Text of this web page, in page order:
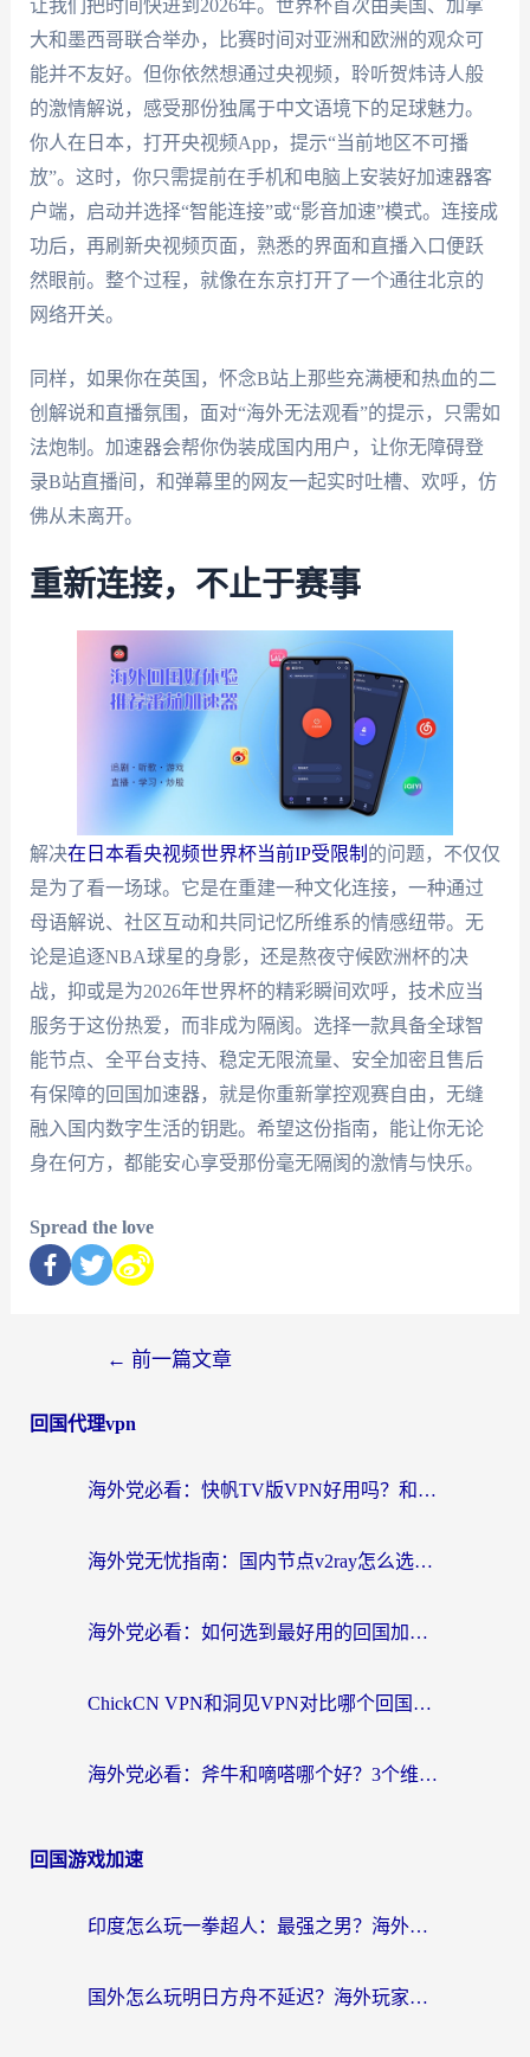
让我们把时间快进到2026年。世界杯首次由美国、加拿
大和墨西哥联合举办，比赛时间对亚洲和欧洲的观众可
能并不友好。但你依然想通过央视频，聆听贺炜诗人般
的激情解说，感受那份独属于中文语境下的足球魅力。
你人在日本，打开央视频App，提示“当前地区不可播
放”。这时，你只需提前在手机和电脑上安装好加速器客
户端，启动并选择“智能连接”或“影音加速”模式。连接成
功后，再刷新央视频页面，熟悉的界面和直播入口便跃
然眼前。整个过程，就像在东京打开了一个通往北京的
网络开关。
同样，如果你在英国，怀念B站上那些充满梗和热血的二
创解说和直播氛围，面对“海外无法观看”的提示，只需如
法炮制。加速器会帮你伪装成国内用户，让你无障碍登
录B站直播间，和弹幕里的网友一起实时吐槽、欢呼，仿
佛从未离开。
重新连接，不止于赛事
解决在日本看央视频世界杯当前IP受限制 的问题，不仅仅
是为了看一场球。它是在重建一种文化连接，一种通过
母语解说、社区互动和共同记忆所维系的情感纽带。无
论是追逐NBA球星的身影，还是熬夜守候欧洲杯的决
战，抑或是为2026年世界杯的精彩瞬间欢呼，技术应当
服务于这份热爱，而非成为隔阂。选择一款具备全球智
能节点、全平台支持、稳定无限流量、安全加密且售后
有保障的回国加速器，就是你重新掌控观赛自由，无缝
融入国内数字生活的钥匙。希望这份指南，能让你无论
身在何方，都能安心享受那份毫无隔阂的激情与快乐。
Spread the love
← 前一篇文章
回国代理vpn
海外党必看：快帆TV版VPN好用吗？和快游VPN对比哪个回国效果更好？附实用避坑指南
海外党无忧指南：国内节点v2ray怎么选？一键回国VPN+多场景实测帮你避坑
海外党必看：如何选到最好用的回国加速器？从节点到售后的全维度指南
ChickCN VPN和洞见VPN对比哪个回国效果更好？海外党亲测3款加速器+避坑指南
海外党必看：斧牛和嘀嗒哪个好？3个维度教你选对回国加速器
回国游戏加速
印度怎么玩一拳超人：最强之男？海外党国服游戏加速避坑指南
国外怎么玩明日方舟不延迟？海外玩家国服游戏加速终极指南（附DNF梦幻诛仙解决方案）